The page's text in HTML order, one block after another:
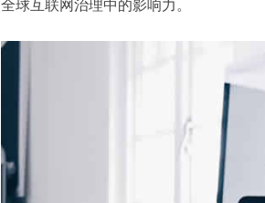
全球互联网治理中的影响力。